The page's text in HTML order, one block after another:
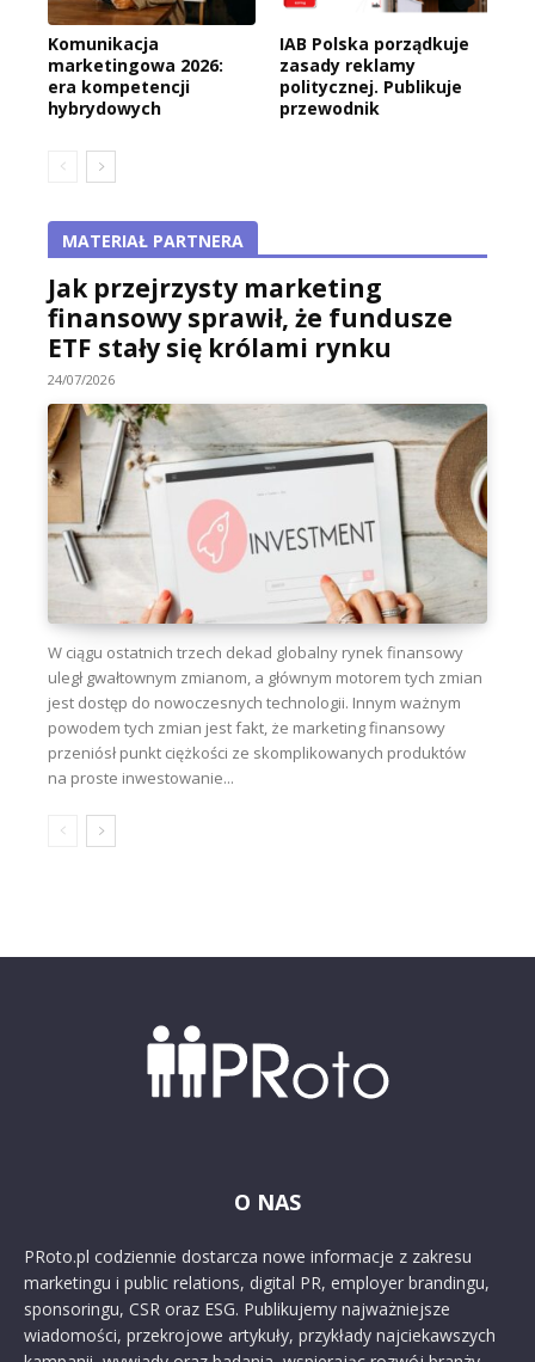
Komunikacja
marketingowa 2026:
era kompetencji
hybrydowych
IAB Polska porządkuje
zasady reklamy
politycznej. Publikuje
przewodnik
MATERIAŁ PARTNERA
Jak przejrzysty marketing
finansowy sprawił, że fundusze
ETF stały się królami rynku
24/07/2026
W ciągu ostatnich trzech dekad globalny rynek finansowy
uległ gwałtownym zmianom, a głównym motorem tych zmian
jest dostęp do nowoczesnych technologii. Innym ważnym
powodem tych zmian jest fakt, że marketing finansowy
przeniósł punkt ciężkości ze skomplikowanych produktów
na proste inwestowanie...
O NAS
PRoto.pl codziennie dostarcza nowe informacje z zakresu
marketingu i public relations, digital PR, employer brandingu,
sponsoringu, CSR oraz ESG. Publikujemy najważniejsze
wiadomości, przekrojowe artykuły, przykłady najciekawszych